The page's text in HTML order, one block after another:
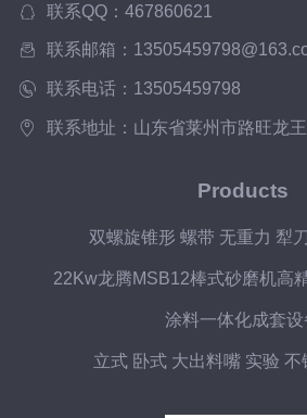
联系QQ：467860621
联系邮箱：
联系电话：13505459798
联系地址：山东省莱州市路旺龙
Products
双螺旋锥形 螺带 无重力 犁
22Kw龙腾MSB12棒式砂磨机高
涂料一体化成套设
立式 卧式 大出料嘴 实验 不